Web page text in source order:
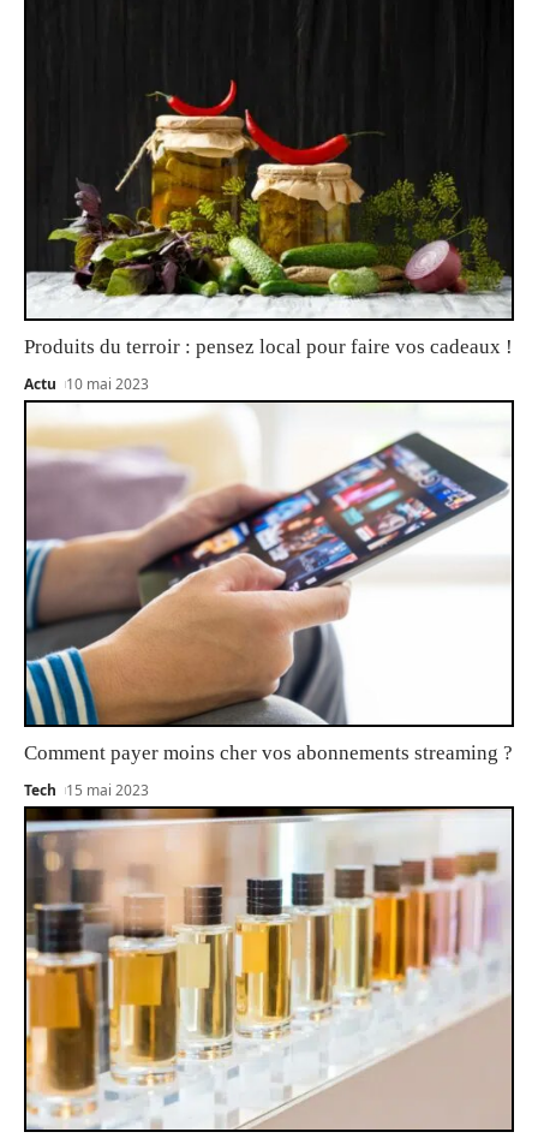
Produits du terroir : pensez local pour faire vos cadeaux !
Actu 10 mai 2023
Comment payer moins cher vos abonnements streaming ?
Tech 15 mai 2023